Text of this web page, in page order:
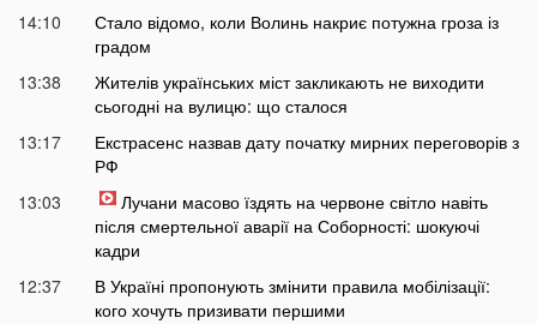
14:10
Стало відомо, коли Волинь накриє потужна гроза із
градом
13:38
Жителів українських міст закликають не виходити
сьогодні на вулицю: що сталося
13:17
Екстрасенс назвав дату початку мирних переговорів з
РФ
13:03
Лучани масово їздять на червоне світло навіть
після смертельної аварії на Соборності: шокуючі
кадри
12:37
В Україні пропонують змінити правила мобілізації:
кого хочуть призивати першими